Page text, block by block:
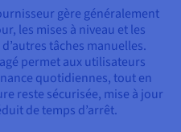
gère généralement
les mises à niveau et les
tâches manuelles.
permet aux utilisateurs
quotidiennes, tout en
reste sécurisée, mise à jour
de temps d’arrêt.